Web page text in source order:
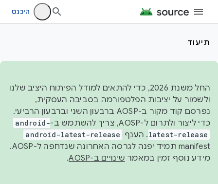
היכנס
תיעוד
החל משנת 2026, כדי להתאים למודל הפיתוח היציב שלנו
ולשמור על יציבות הפלטפורמה בסביבה העסקית,
נפרסם קוד מקור ב-AOSP ברבעון השני וברבעון הרביעי.
כדי ליצור ולתרום ל-AOSP, צריך להשתמש ב-
android-
latest-release. הענף android-latest-release
manifest תמיד יפנה לגרסה האחרונה שנדחפה ל-AOSP.
מידע נוסף זמין במאמר שינויים ב-AOSP .